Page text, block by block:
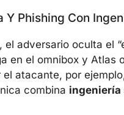
Y Phishing Con
el adversario oculta el
en el omnibox y Atlas
atacante, por
combina ingeniería